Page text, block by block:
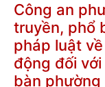
Công an
truyền, phổ
pháp luật
động đối
bàn phường